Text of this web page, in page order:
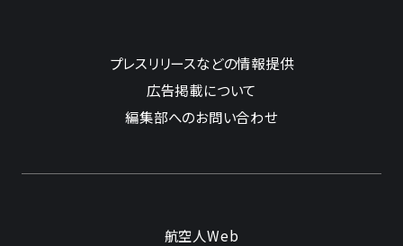
プレスリリースなどの情報提供
広告掲載について
編集部へのお問い合わせ
航空人Web